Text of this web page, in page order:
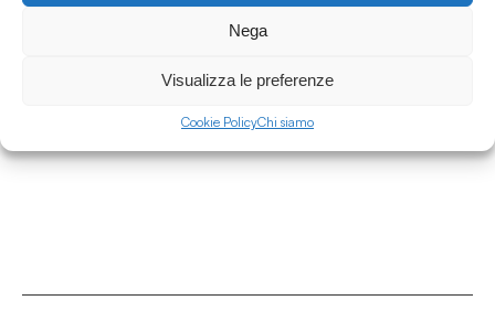
Nega
Visualizza le preferenze
Cookie PolicyChi siamo
27.06.2026
Il parnaso ambulante 25.06.26 w/ Nico
Cultura/Lettura/Libri